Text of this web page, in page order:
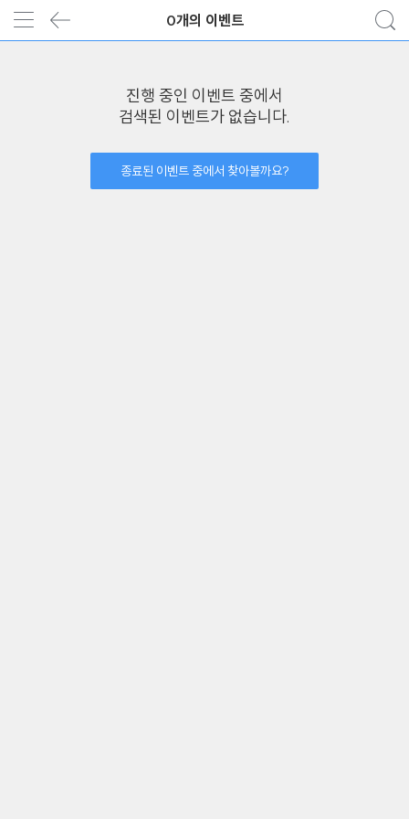
0개의 이벤트
진행 중인 이벤트 중에서
검색된 이벤트가 없습니다.
종료된 이벤트 중에서 찾아볼까요?